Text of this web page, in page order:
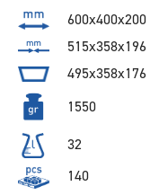
600x400x200
515x358x196
495x358x176
1550
32
140